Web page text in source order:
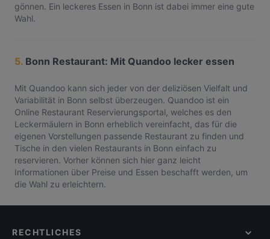
gönnen. Ein leckeres Essen in Bonn ist dabei immer eine gute
Wahl.
5. Bonn Restaurant: Mit Quandoo lecker essen
Mit Quandoo kann sich jeder von der deliziösen Vielfalt und
Variabilität in Bonn selbst überzeugen. Quandoo ist ein
Online Restaurant Reservierungsportal, welches es den
Leckermäulern in Bonn erheblich vereinfacht, das für die
eigenen Vorstellungen passende Restaurant zu finden und
Tische in den vielen Restaurants in Bonn einfach zu
reservieren. Vorher können sich hier ganz leicht
Informationen über Preise und Essen beschafft werden, um
die Wahl zu erleichtern.
RECHTLICHES